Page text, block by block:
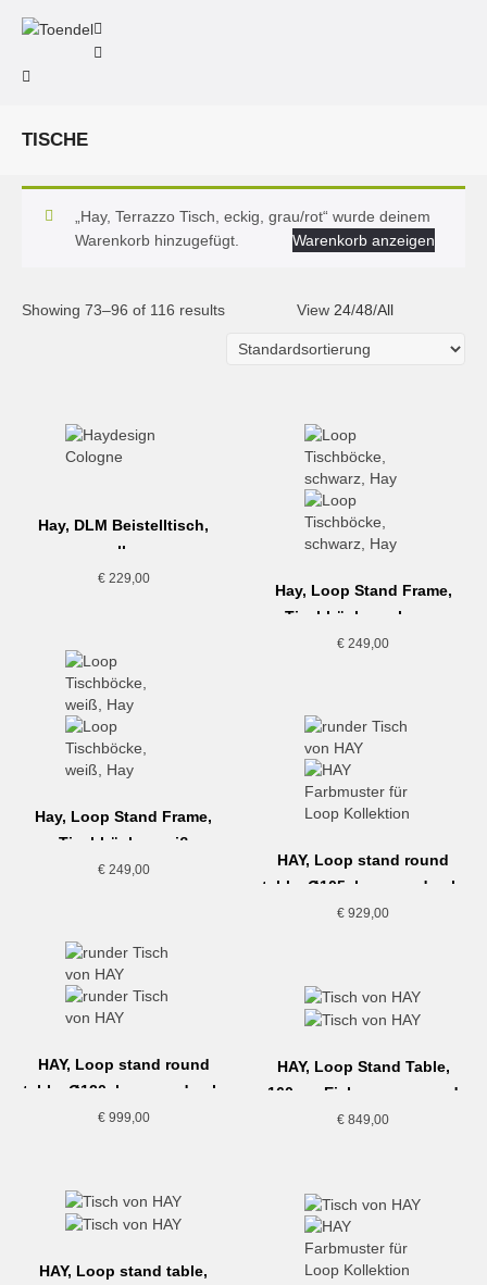
TISCHE
„Hay, Terrazzo Tisch, eckig, grau/rot“ wurde deinem
Warenkorb hinzugefügt.
Warenkorb anzeigen
Showing 73–96 of 116 results View 24/48/All
Hay, DLM Beistelltisch,
yellow
€229,00
Hay, Loop Stand Frame,
Tischböcke, schwarz
€ 249,00
Hay, Loop Stand Frame,
Tischböcke, weiß
€249,00
HAY, Loop stand round
table, Ø105, lacquered oak,
maroon red
€ 929,00
HAY, Loop stand round
table, Ø120, lacquered oak,
black
€999,00
HAY, Loop Stand Table,
160cm, Eiche, maroon red
€ 849,00
HAY, Loop stand table,